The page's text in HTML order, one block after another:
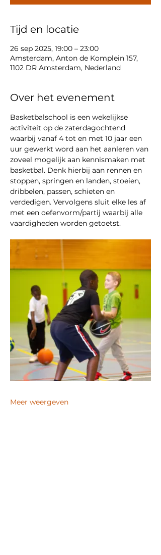
Tijd en locatie
26 sep 2025, 19:00 – 23:00
Amsterdam, Anton de Komplein 157,
1102 DR Amsterdam, Nederland
Over het evenement
Basketbalschool is een wekelijkse
activiteit op de zaterdagochtend
waarbij vanaf 4 tot en met 10 jaar een
uur gewerkt word aan het aanleren van
zoveel mogelijk aan kennismaken met
basketbal. Denk hierbij aan rennen en
stoppen, springen en landen, stoeien,
dribbelen, passen, schieten en
verdedigen. Vervolgens sluit elke les af
met een oefenvorm/partij waarbij alle
vaardigheden worden getoetst.
Meer weergeven